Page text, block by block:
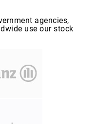
agencies,
use our stock